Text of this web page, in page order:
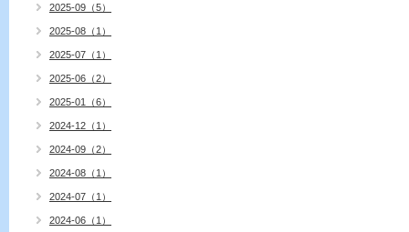
2025-09（5）
2025-08（1）
2025-07（1）
2025-06（2）
2025-01（6）
2024-12（1）
2024-09（2）
2024-08（1）
2024-07（1）
2024-06（1）